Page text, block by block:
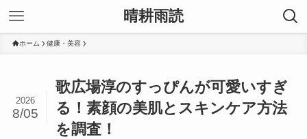
晴耕雨読
ホーム 健康・美容
歌広場淳のすっぴんが可愛いすぎ
る！素顔の美肌とスキンケア方法
を調査！
2026
8/05